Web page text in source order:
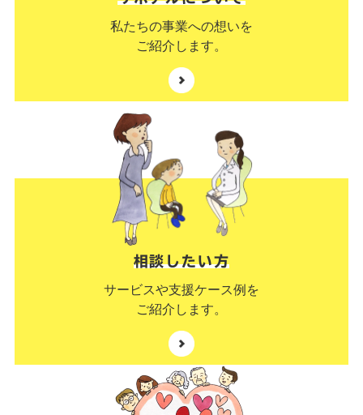
私たちの事業への想いを
ご紹介します。
相談したい方
サービスや支援ケース例を
ご紹介します。